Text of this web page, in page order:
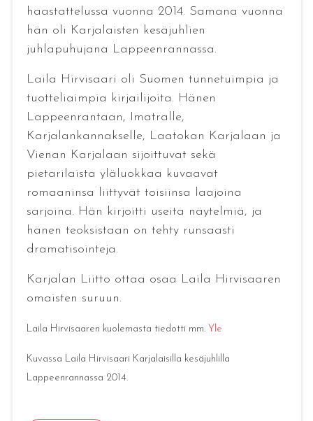
haastattelussa vuonna 2014. Samana vuonna
hän oli Karjalaisten kesäjuhlien
juhlapuhujana Lappeenrannassa.
Laila Hirvisaari oli Suomen tunnetuimpia ja
tuotteliaimpia kirjailijoita. Hänen
Lappeenrantaan, Imatralle,
Karjalankannakselle, Laatokan Karjalaan ja
Vienan Karjalaan sijoittuvat sekä
pietarilaista yläluokkaa kuvaavat
romaaninsa liittyvät toisiinsa laajoina
sarjoina. Hän kirjoitti useita näytelmiä, ja
hänen teoksistaan on tehty runsaasti
dramatisointeja.
Karjalan Liitto ottaa osaa Laila Hirvisaaren
omaisten suruun.
Laila Hirvisaaren kuolemasta tiedotti mm. Yle
Kuvassa Laila Hirvisaari Karjalaisilla kesäjuhlilla
Lappeenrannassa 2014.